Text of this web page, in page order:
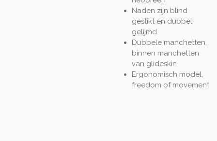
Naden zijn blind
gestikt en dubbel
gelijmd
Dubbele manchetten,
binnen manchetten
van glideskin
Ergonomisch model,
freedom of movement